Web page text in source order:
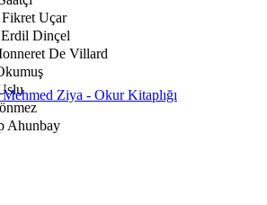
Uçar
Dinçel
De Villard
Ahunbay
Ziya - Okur Kitaplığı